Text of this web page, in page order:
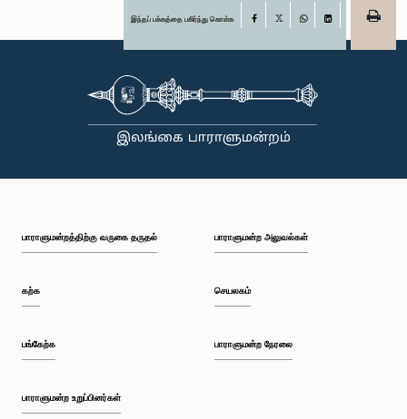
இந்தப் பக்கத்தை பகிர்ந்து கொள்க Facebook
பாராளுமன்றத்திற்கு வருகை தருதல்
கற்க
பங்கேற்க
பாராளுமன்ற உறுப்பினர்கள்
பாராளுமன்ற அலுவல்கள்
செயலகம்
பாராளுமன்ற நேரலை